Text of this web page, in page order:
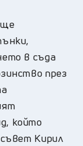
в съда
през
който
Кирил